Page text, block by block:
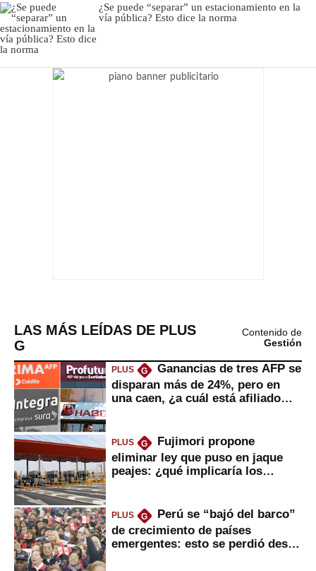
¿Se puede “separar” un estacionamiento en la
vía pública? Esto dice la norma
LAS MÁS LEÍDAS DE PLUS
G
Contenido de
Gestión
PLUS G
Ganancias de tres AFP se
disparan más de 24%, pero en
una caen, ¿a cuál está afiliado
PLUS G
Fujimori propone
eliminar ley que puso en jaque
peajes: ¿qué implicaría los
PLUS G
Perú se “bajó del barco”
de crecimiento de países
emergentes: esto se perdió desde